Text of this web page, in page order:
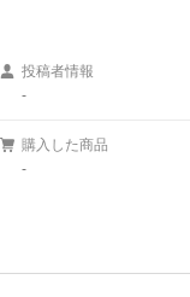
投稿者情報
-
購入した商品
-